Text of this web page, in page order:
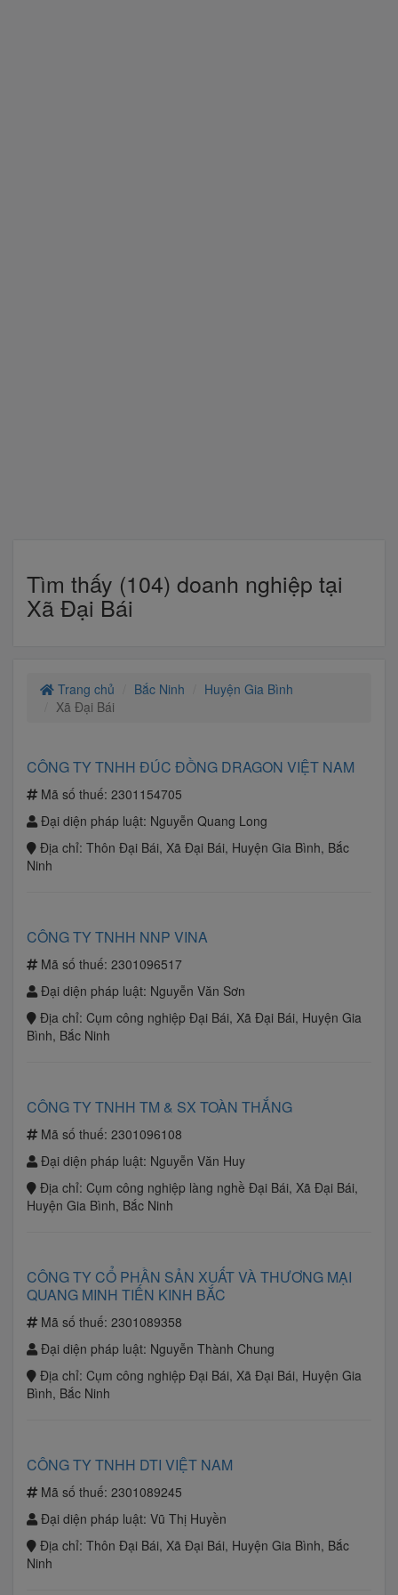
Tìm thấy (104) doanh nghiệp tại
Xã Đại Bái
Trang chủ Bắc Ninh
Huyện Gia Bình
Xã Đại Bái
CÔNG TY TNHH ĐÚC ĐỒNG DRAGON VIỆT NAM
Mã số thuế: 2301154705
Đại diện pháp luật: Nguyễn Quang Long
Địa chỉ: Thôn Đại Bái, Xã Đại Bái, Huyện Gia Bình, Bắc
Ninh
CÔNG TY TNHH NNP VINA
Mã số thuế: 2301096517
Đại diện pháp luật: Nguyễn Văn Sơn
Địa chỉ: Cụm công nghiệp Đại Bái, Xã Đại Bái, Huyện Gia
Bình, Bắc Ninh
CÔNG TY TNHH TM & SX TOÀN THẮNG
Mã số thuế: 2301096108
Đại diện pháp luật: Nguyễn Văn Huy
Địa chỉ: Cụm công nghiệp làng nghề Đại Bái, Xã Đại Bái,
Huyện Gia Bình, Bắc Ninh
CÔNG TY CỔ PHẦN SẢN XUẤT VÀ THƯƠNG MẠI
QUANG MINH TIẾN KINH BẮC
Mã số thuế: 2301089358
Đại diện pháp luật: Nguyễn Thành Chung
Địa chỉ: Cụm công nghiệp Đại Bái, Xã Đại Bái, Huyện Gia
Bình, Bắc Ninh
CÔNG TY TNHH DTI VIỆT NAM
Mã số thuế: 2301089245
Đại diện pháp luật: Vũ Thị Huyền
Địa chỉ: Thôn Đại Bái, Xã Đại Bái, Huyện Gia Bình, Bắc
Ninh